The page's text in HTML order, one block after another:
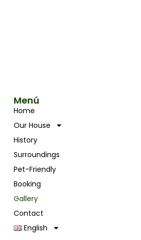
Menú
Home
Our House
History
Surroundings
Pet-Friendly
Booking
Gallery
Contact
English